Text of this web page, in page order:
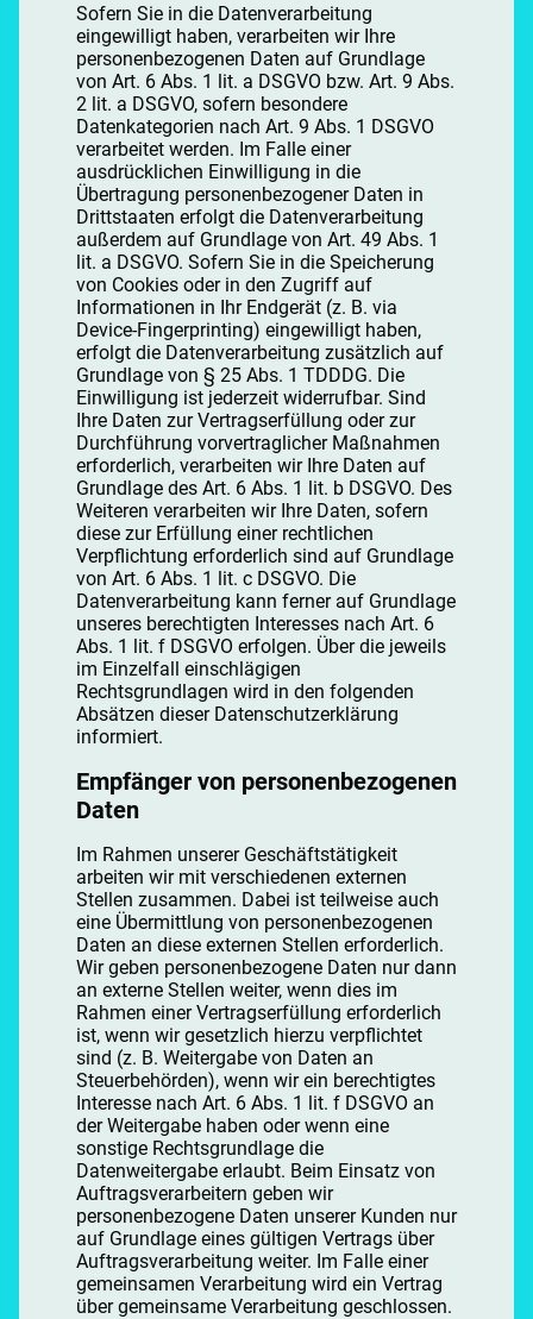
Sofern Sie in die Datenverarbeitung
eingewilligt haben, verarbeiten wir Ihre
personenbezogenen Daten auf Grundlage
von Art. 6 Abs. 1 lit. a DSGVO bzw. Art. 9 Abs.
2 lit. a DSGVO, sofern besondere
Datenkategorien nach Art. 9 Abs. 1 DSGVO
verarbeitet werden. Im Falle einer
ausdrücklichen Einwilligung in die
Übertragung personenbezogener Daten in
Drittstaaten erfolgt die Datenverarbeitung
außerdem auf Grundlage von Art. 49 Abs. 1
lit. a DSGVO. Sofern Sie in die Speicherung
von Cookies oder in den Zugriff auf
Informationen in Ihr Endgerät (z. B. via
Device-Fingerprinting) eingewilligt haben,
erfolgt die Datenverarbeitung zusätzlich auf
Grundlage von § 25 Abs. 1 TDDDG. Die
Einwilligung ist jederzeit widerrufbar. Sind
Ihre Daten zur Vertragserfüllung oder zur
Durchführung vorvertraglicher Maßnahmen
erforderlich, verarbeiten wir Ihre Daten auf
Grundlage des Art. 6 Abs. 1 lit. b DSGVO. Des
Weiteren verarbeiten wir Ihre Daten, sofern
diese zur Erfüllung einer rechtlichen
Verpflichtung erforderlich sind auf Grundlage
von Art. 6 Abs. 1 lit. c DSGVO. Die
Datenverarbeitung kann ferner auf Grundlage
unseres berechtigten Interesses nach Art. 6
Abs. 1 lit. f DSGVO erfolgen. Über die jeweils
im Einzelfall einschlägigen
Rechtsgrundlagen wird in den folgenden
Absätzen dieser Datenschutzerklärung
informiert.
Empfänger von personenbezogenen
Daten
Im Rahmen unserer Geschäftstätigkeit
arbeiten wir mit verschiedenen externen
Stellen zusammen. Dabei ist teilweise auch
eine Übermittlung von personenbezogenen
Daten an diese externen Stellen erforderlich.
Wir geben personenbezogene Daten nur dann
an externe Stellen weiter, wenn dies im
Rahmen einer Vertragserfüllung erforderlich
ist, wenn wir gesetzlich hierzu verpflichtet
sind (z. B. Weitergabe von Daten an
Steuerbehörden), wenn wir ein berechtigtes
Interesse nach Art. 6 Abs. 1 lit. f DSGVO an
der Weitergabe haben oder wenn eine
sonstige Rechtsgrundlage die
Datenweitergabe erlaubt. Beim Einsatz von
Auftragsverarbeitern geben wir
personenbezogene Daten unserer Kunden nur
auf Grundlage eines gültigen Vertrags über
Auftragsverarbeitung weiter. Im Falle einer
gemeinsamen Verarbeitung wird ein Vertrag
über gemeinsame Verarbeitung geschlossen.